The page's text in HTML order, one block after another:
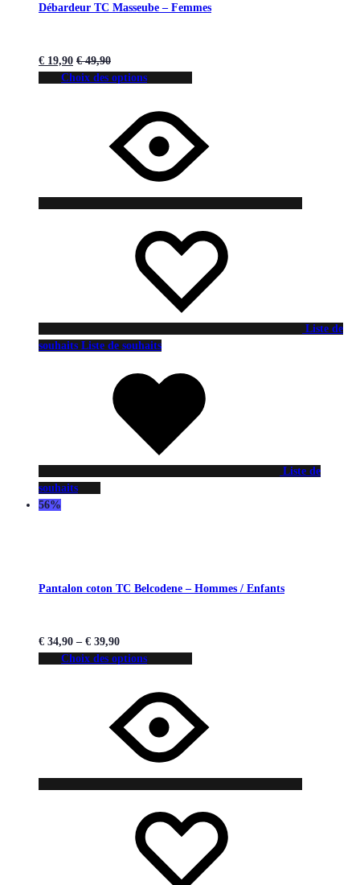
Débardeur TC Masseube – Femmes
€ 19,90 €49,90
Choix des options
Liste de
souhaits Liste de souhaits
Liste de
souhaits
56%
Pantalon coton TC Belcodene – Hommes / Enfants
€ 34,90 – € 39,90
Choix des options